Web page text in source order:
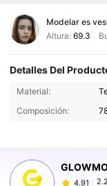
Modelar es
Altura: 69.3
Detalles Del
Material:
Composición:
4.91